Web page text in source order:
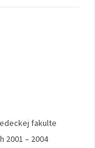
fakulte
2001 – 2004